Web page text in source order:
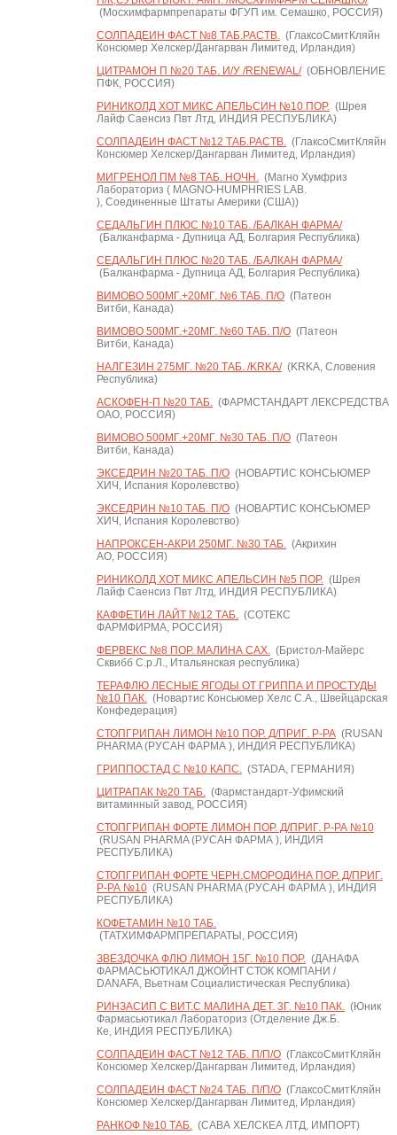
(Мосхимфармпрепараты ФГУП им. Семашко, РОССИЯ)
СОЛПАДЕИН ФАСТ №8 ТАБ.РАСТВ.(ГлаксоСмитКляйн
Консюмер Хелскер/Дангарван Лимитед, Ирландия)
ЦИТРАМОН П №20 ТАБ. И/У /RENEWAL/(ОБНОВЛЕНИЕ
ПФК, РОССИЯ)
РИНИКОЛД ХОТ МИКС АПЕЛЬСИН №10 ПОР.(Шрея
Лайф Саенсиз Пвт Лтд, ИНДИЯ РЕСПУБЛИКА)
СОЛПАДЕИН ФАСТ №12 ТАБ.РАСТВ.(ГлаксоСмитКляйн
Консюмер Хелскер/Дангарван Лимитед, Ирландия)
МИГРЕНОЛ ПМ №8 ТАБ. НОЧН.(Магно Хумфриз
Лабораториз ( MAGNO-HUMPHRIES LAB.
), Соединенные Штаты Америки (США))
СЕДАЛЬГИН ПЛЮС №10 ТАБ. /БАЛКАН ФАРМА/
(Балканфарма - Дупница АД, Болгария Республика)
СЕДАЛЬГИН ПЛЮС №20 ТАБ. /БАЛКАН ФАРМА/
(Балканфарма - Дупница АД, Болгария Республика)
ВИМОВО 500МГ.+20МГ. №6 ТАБ. П/О(Патеон
Витби, Канада)
ВИМОВО 500МГ.+20МГ. №60 ТАБ. П/О(Патеон
Витби, Канада)
НАЛГЕЗИН 275МГ. №20 ТАБ. /KRKA/(KRKA, Словения
Республика)
АСКОФЕН-П №20 ТАБ.(ФАРМСТАНДАРТ ЛЕКСРЕДСТВА
ОАО, РОССИЯ)
ВИМОВО 500МГ.+20МГ. №30 ТАБ. П/О(Патеон
Витби, Канада)
ЭКСЕДРИН №20 ТАБ. П/О(НОВАРТИС КОНСЬЮМЕР
ХИЧ, Испания Королевство)
ЭКСЕДРИН №10 ТАБ. П/О(НОВАРТИС КОНСЬЮМЕР
ХИЧ, Испания Королевство)
НАПРОКСЕН-АКРИ 250МГ. №30 ТАБ.(Акрихин
АО, РОССИЯ)
РИНИКОЛД ХОТ МИКС АПЕЛЬСИН №5 ПОР.(Шрея
Лайф Саенсиз Пвт Лтд, ИНДИЯ РЕСПУБЛИКА)
КАФФЕТИН ЛАЙТ №12 ТАБ.(СОТЕКС
ФАРМФИРМА, РОССИЯ)
ФЕРВЕКС №8 ПОР. МАЛИНА САХ.(Бристол-Майерс
Сквибб С.р.Л., Итальянская республика)
ТЕРАФЛЮ ЛЕСНЫЕ ЯГОДЫ ОТ ГРИППА И ПРОСТУДЫ
№10 ПАК.(Новартис Консьюмер Хелс С.А., Швейцарская
Конфедерация)
СТОПГРИПАН ЛИМОН №10 ПОР. Д/ПРИГ. Р-РА(RUSAN
PHARMA (РУСАН ФАРМА ), ИНДИЯ РЕСПУБЛИКА)
ГРИППОСТАД С №10 КАПС.(STADA, ГЕРМАНИЯ)
ЦИТРАПАК №20 ТАБ.(Фармстандарт-Уфимский
витаминный завод, РОССИЯ)
СТОПГРИПАН ФОРТЕ ЛИМОН ПОР. Д/ПРИГ. Р-РА №10
(RUSAN PHARMA (РУСАН ФАРМА ), ИНДИЯ
РЕСПУБЛИКА)
СТОПГРИПАН ФОРТЕ ЧЕРН.СМОРОДИНА ПОР. Д/ПРИГ.
Р-РА №10(RUSAN PHARMA (РУСАН ФАРМА ), ИНДИЯ
РЕСПУБЛИКА)
КОФЕТАМИН №10 ТАБ.
(ТАТХИМФАРМПРЕПАРАТЫ, РОССИЯ)
ЗВЕЗДОЧКА ФЛЮ ЛИМОН 15Г. №10 ПОР.(ДАНАФА
ФАРМАСЬЮТИКАЛ ДЖОЙНТ СТОК КОМПАНИ /
DANAFA, Вьетнам Социалистическая Республика)
РИНЗАСИП С ВИТ.С МАЛИНА ДЕТ. 3Г. №10 ПАК.(Юник
Фармасьютикал Лабораториз (Отделение Дж.Б.
Ке, ИНДИЯ РЕСПУБЛИКА)
СОЛПАДЕИН ФАСТ №12 ТАБ. П/П/О(ГлаксоСмитКляйн
Консюмер Хелскер/Дангарван Лимитед, Ирландия)
СОЛПАДЕИН ФАСТ №24 ТАБ. П/П/О(ГлаксоСмитКляйн
Консюмер Хелскер/Дангарван Лимитед, Ирландия)
РАНКОФ №10 ТАБ.(САВА ХЕЛСКЕА ЛТД, ИМПОРТ)